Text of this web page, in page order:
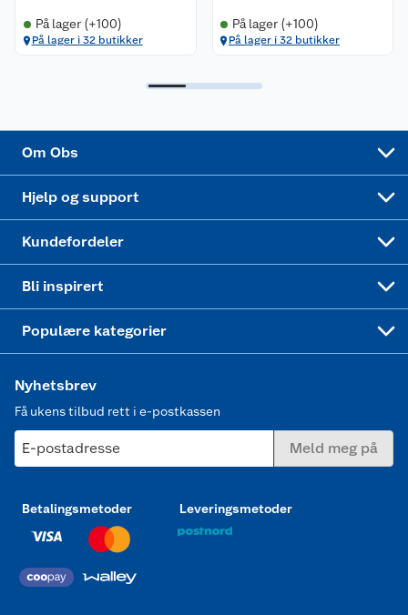
På lager (+100)
På lager i 32 butikker
På lager (+100)
På lager i 32 butikker
Om Obs
Samvirkelag
Hjelp og support
Kjøpsvilkår
Kundefordeler
Klikk og hent
Bli inspirert
Festdrakter til hele familien
Populære kategorier
Hagemøbler og utemøbler
Nyhetsbrev
Få ukens tilbud rett i e-postkassen
E-postadresse Meld meg på
Betalingsmetoder Leveringsmetoder